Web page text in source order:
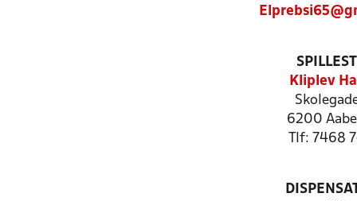
Kliplev
6200
Tlf: 7468